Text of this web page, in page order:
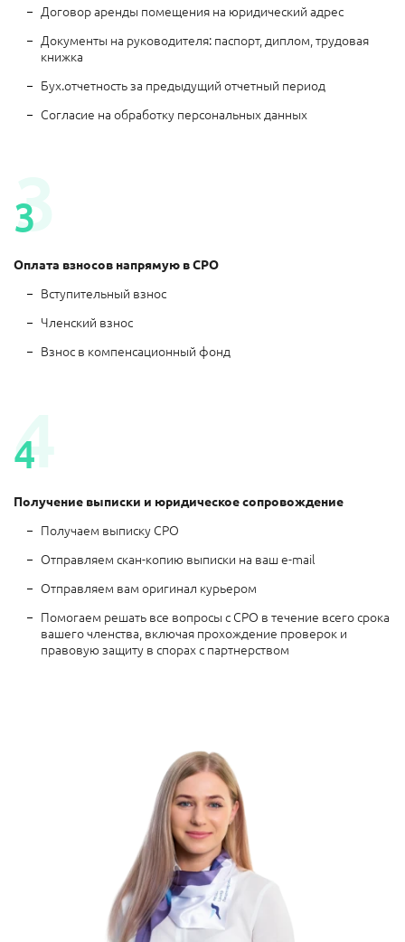
Договор аренды помещения на юридический адрес
Документы на руководителя: паспорт, диплом, трудовая
книжка
Бух.отчетность за предыдущий отчетный период
Согласие на обработку персональных данных
Оплата взносов напрямую в СРО
Вступительный взнос
Членский взнос
Взнос в компенсационный фонд
Получение выписки и юридическое сопровождение
Получаем выписку СРО
Отправляем скан-копию выписки на ваш e-mail
Отправляем вам оригинал курьером
Помогаем решать все вопросы с СРО в течение всего срока
вашего членства, включая прохождение проверок и
правовую защиту в спорах с партнерством